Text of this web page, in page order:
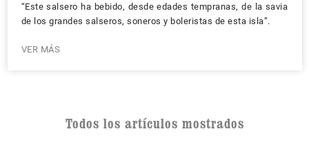
“Este salsero ha bebido, desde edades tempranas, de la savia
de los grandes salseros, soneros y boleristas de esta isla”.
VER MÁS
Todos los artículos mostrados